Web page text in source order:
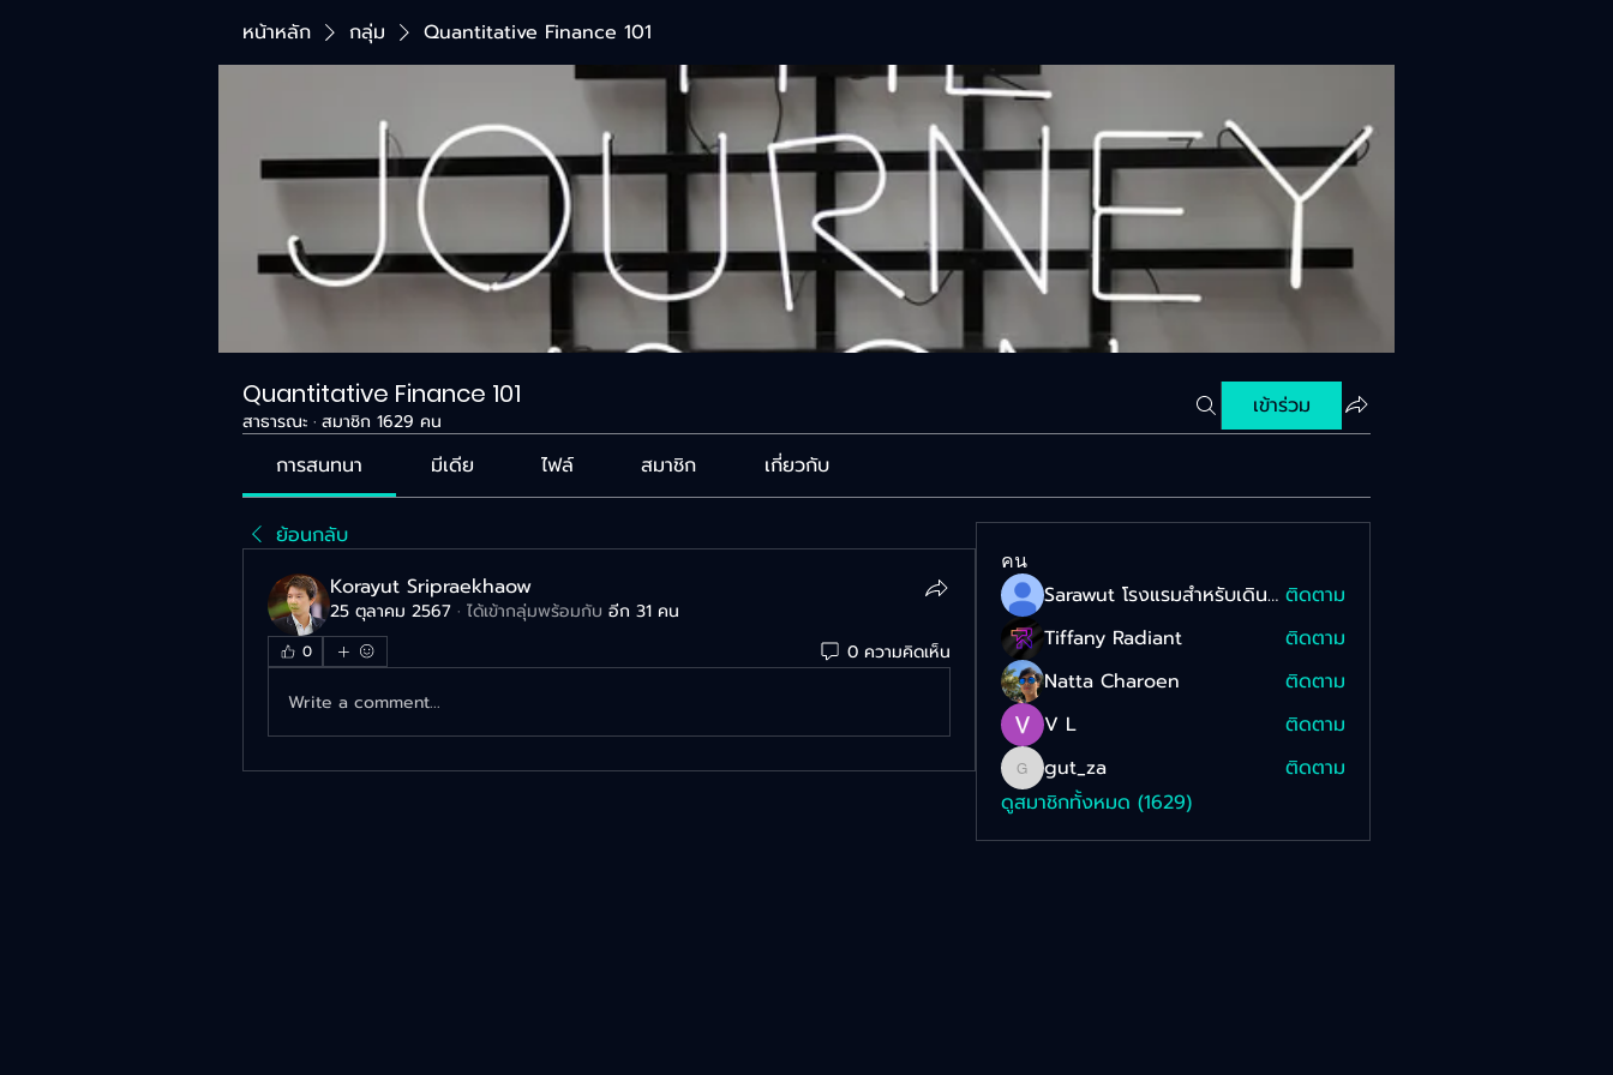
หน้าหลัก กลุ่ม Quantitative Finance 101
Quantitative Finance 101
สาธารณะ · สมาชิก 1629 คน
เข้าร่วม
การสนทนา มีเดีย ไฟล์ สมาชิก เกี่ยวกับ
ย้อนกลับ
Korayut Sripraekhaow
25 ตุลาคม 2567 · ได้เข้ากลุ่มพร้อมกับ อีก 31 คน
0
0 ความคิดเห็น
Write a comment...
คน
Sarawut โรงแรมสําหรับเดินทาง Onkam ติดตาม
Tiffany Radiant
ติดตาม
Natta Charoen
ติดตาม
V L
ติดตาม
gut_zagut_za
ติดตาม
ดูสมาชิกทั้งหมด (1629)